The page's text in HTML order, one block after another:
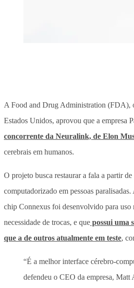
A Food and Drug Administration (FDA),
Estados Unidos, aprovou que a empresa
concorrente da Neuralink, de Elon
cerebrais em humanos.
O projeto busca restaurar a fala a partir
computadorizado em pessoas
chip Connexus foi desenvolvido para uso
necessidade de trocas, e que possui uma
que a de outros atualmente em teste,
“É a melhor interface cérebro-
defendeu o CEO da empresa, Matt